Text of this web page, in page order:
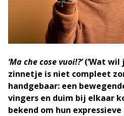
‘Ma che cose vuoi!?’(‘Wat wil
zinnetje is niet compleet
handgebaar: een
vingers en duim bij elkaar
bekend om hun